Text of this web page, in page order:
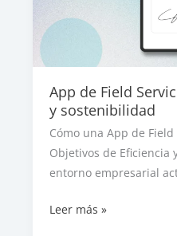
App de Field
y sostenibilidad
Cómo una App de
Objetivos de Eficiencia
entorno empresarial
App
Leer más »